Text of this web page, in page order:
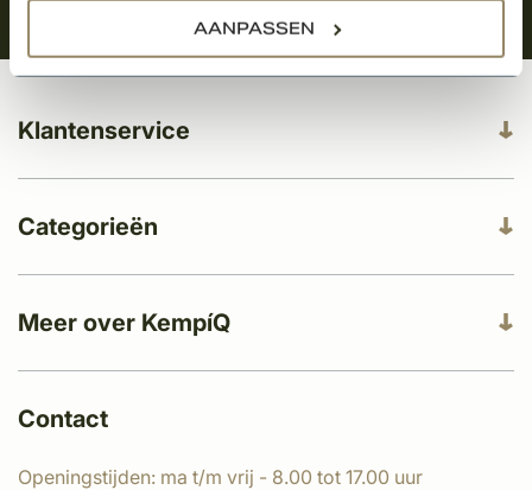
AANPASSEN
Meer over KempíQ
Klantenservice
Categorieën
Contact
Openingstijden: ma t/m vrij - 8.00 tot 17.00 uur